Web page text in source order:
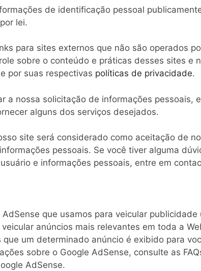
de identificação pessoal
lei.
para sites externos que não são operados
sobre o conteúdo e práticas desses sites e
por suas respectivas políticas de privacidade.
a nossa solicitação de informações pessoais,
alguns dos serviços desejados.
site será considerado como aceitação de
pessoais. Se você tiver alguma
e informações pessoais, entre em
AdSense que usamos para veicular publicidade
anúncios mais relevantes em toda a
que um determinado anúncio é exibido para
sobre o Google AdSense, consulte as
AdSense.